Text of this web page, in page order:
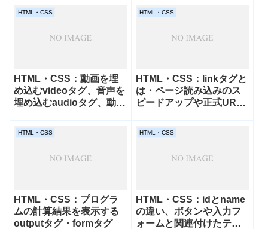
するsummaryタグ、
inputの機能をグレードア
するdatalistタグ
HTML・CSS
HTML・CSS：動画を埋
め込むvideoタグ、音声を
埋め込むaudioタグ、動画
グ、様々な画面や端末の
条件に応じた画像を提供
アまたは画像のソース要
インラインのフレームを
作るiframeタグ、文書内
に音声や動画などのデー
HTML・CSS
HTML・CSS：linkタグと
は・ページ読み込みのス
ピードアップや正式URL
ビコン）の設定・MIMEタ
イプなど
HTML・CSS
HTML・CSS：プログラ
ムの計算結果を表示する
outputタグ・formタグ
HTML・CSS
HTML・CSS：idとname
の違い、ボタンや入力フ
ォームと関連付けたテキ